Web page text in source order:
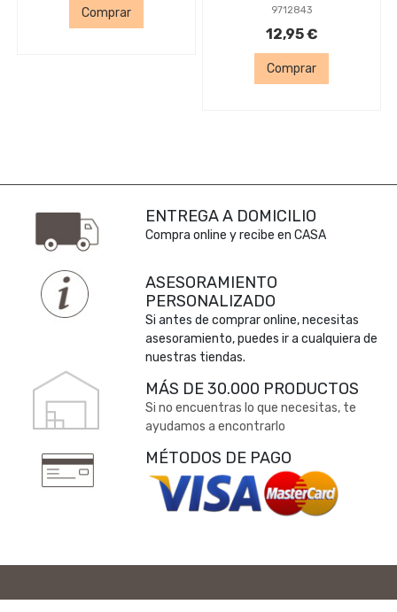
Comprar 9712843
12,95 €
Comprar
ENTREGA A DOMICILIO
Compra online y recibe en CASA
ASESORAMIENTO
PERSONALIZADO
Si antes de comprar online, necesitas
asesoramiento, puedes ir a cualquiera de
nuestras tiendas.
MÁS DE 30.000 PRODUCTOS
Si no encuentras lo que necesitas, te
ayudamos a encontrarlo
MÉTODOS DE PAGO